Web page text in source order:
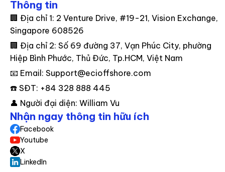
Thông tin
🏢 Địa chỉ 1: 2 Venture Drive, #19-21, Vision Exchange,
Singapore 608526
🏢 Địa chỉ 2: Số 69 đường 37, Vạn Phúc City, phường
Hiệp Bình Phước, Thủ Đức, Tp.HCM, Việt Nam
📧 Email: Support@ecioffshore.com
☎️ SĐT: +84 328 888 445
👤 Người đại diện: William Vu
Nhận ngay thông tin hữu ích
Facebook
Youtube
X
Linkedln